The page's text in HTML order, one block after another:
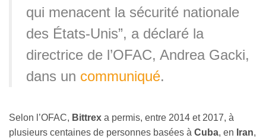
qui menacent la sécurité nationale
des États-Unis”, a déclaré la
directrice de l’OFAC, Andrea Gacki,
dans un communiqué.
Selon l’OFAC, Bittrex a permis, entre 2014 et 2017, à
plusieurs centaines de personnes basées à Cuba, en Iran,